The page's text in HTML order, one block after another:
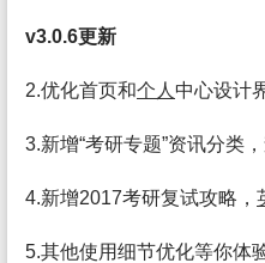
v3.0.6更新
2.优化首页和个人 中心设计
3.新增“考研专题”资讯分类
4.新增2017考研复试攻略，
5.其他使用细节优化等你体